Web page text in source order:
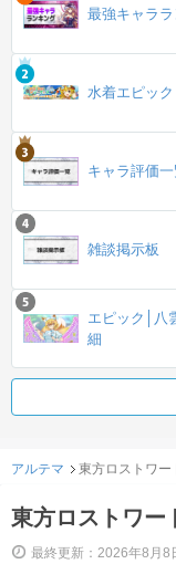
最強キャラ
水着エピッ
キャラ評価一
雑談掲示板
エピック│八
細
アルテマ 東方ロストワー
東方ロストワー
最終更新：2026年8月8